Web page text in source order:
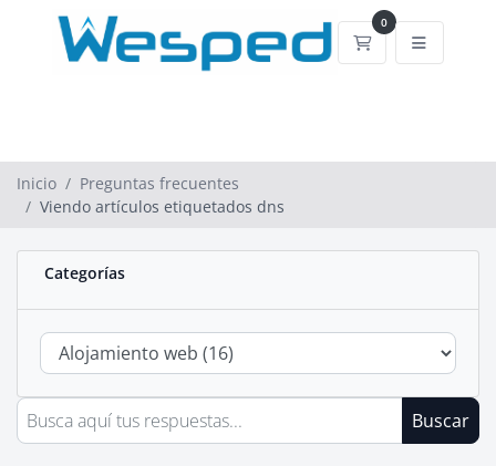
0
Carrito de
Inicio
Preguntas frecuentes
Viendo artículos etiquetados dns
Categorías
Buscar